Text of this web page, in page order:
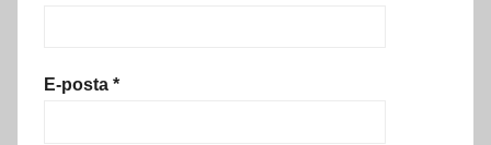
E-posta *